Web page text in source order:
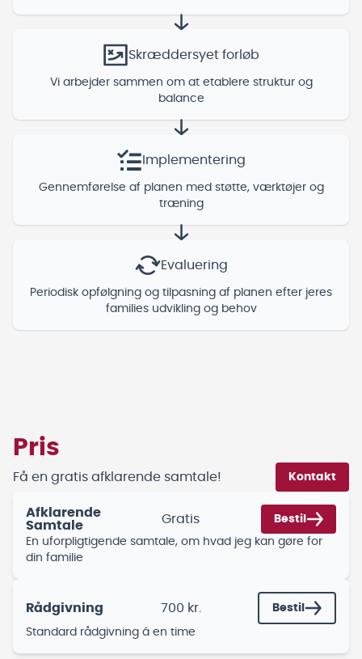
Skræddersyet forløb
Vi arbejder sammen om at etablere struktur og
balance
Implementering
Gennemførelse af planen med støtte, værktøjer og
træning
Evaluering
Periodisk opfølgning og tilpasning af planen efter jeres
families udvikling og behov
Pris
Få en gratis afklarende samtale! Kontakt
Afklarende
Samtale
Gratis
Bestil
En uforpligtigende samtale, om hvad jeg kan gøre for
din familie
Rådgivning 700 kr. Bestil
Standard rådgivning á en time